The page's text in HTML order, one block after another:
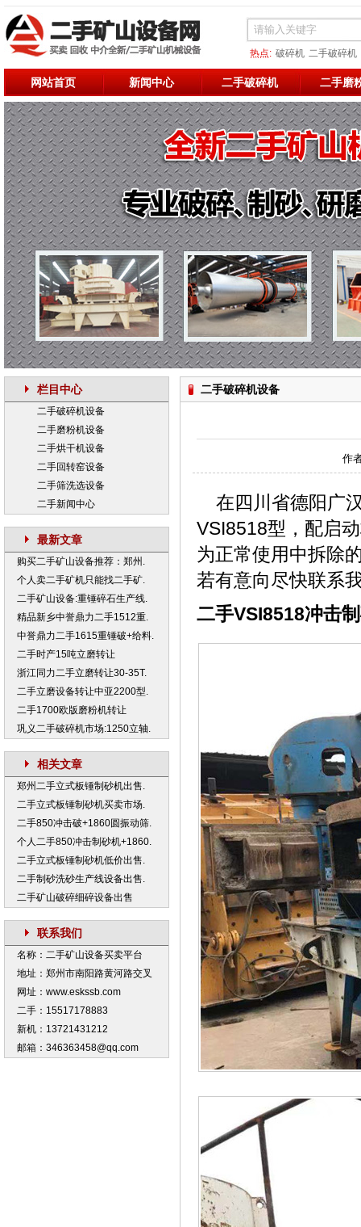
热点: 破碎机 二手破碎机
二手烘干机 二手破碎 二
网站首页 新闻中心 二手破碎机 二手磨
栏目中心
二手破碎机设备
二手磨粉机设备
二手烘干机设备
二手回转窑设备
二手筛洗选设备
二手新闻中心
最新文章
购买二手矿山设备推荐：郑州.
个人卖二手矿机只能找二手矿.
二手矿山设备:重锤碎石生产线.
精品新乡中誉鼎力二手1512重.
中誉鼎力二手1615重锤破+给料.
二手时产15吨立磨转让
浙江同力二手立磨转让30-35T.
二手立磨设备转让中亚2200型.
二手1700欧版磨粉机转让
巩义二手破碎机市场:1250立轴.
相关文章
郑州二手立式板锤制砂机出售.
二手立式板锤制砂机买卖市场.
二手850冲击破+1860圆振动筛.
个人二手850冲击制砂机+1860.
二手立式板锤制砂机低价出售.
二手制砂洗砂生产线设备出售.
二手矿山破碎细碎设备出售
联系我们
名称：二手矿山设备买卖平台
地址：郑州市南阳路黄河路交叉
网址：www.eskssb.com
二手：15517178883
新机：13721431212
邮箱：346363458@qq.com
二手破碎机设备
作
在四川省德阳广
VSI8518型，配启
为正常使用中拆除
若有意向尽快联系
二手VSI8518冲击